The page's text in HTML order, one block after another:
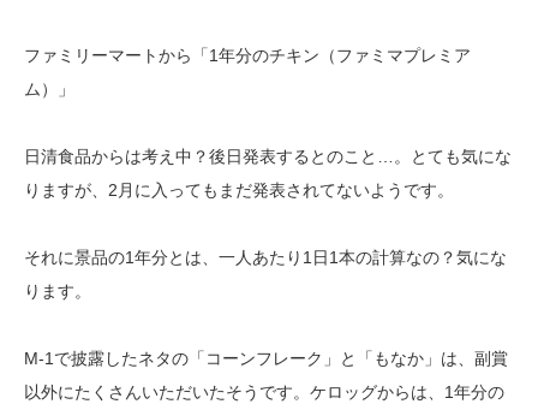
ファミリーマートから「1年分のチキン（ファミマプレミア
ム）」
日清食品からは考え中？後日発表するとのこと…。とても気にな
りますが、2月に入ってもまだ発表されてないようです。
それに景品の1年分とは、一人あたり1日1本の計算なの？気にな
ります。
M-1で披露したネタの「コーンフレーク」と「もなか」は、副賞
以外にたくさんいただいたそうです。ケロッグからは、1年分の